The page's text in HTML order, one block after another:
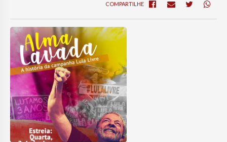
COMPARTILHE